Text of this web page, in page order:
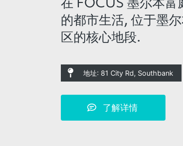
的都市生活, 位于墨
区的核心地段.
地址: 81 City Rd, Southbank
了解详情